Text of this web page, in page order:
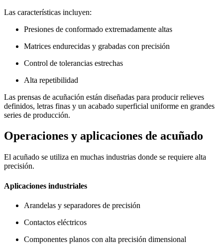
Las características incluyen:
Presiones de conformado extremadamente altas
Matrices endurecidas y grabadas con precisión
Control de tolerancias estrechas
Alta repetibilidad
Las prensas de acuñación están diseñadas para producir relieves
definidos, letras finas y un acabado superficial uniforme en grandes
series de producción.
Operaciones y aplicaciones de acuñado
El acuñado se utiliza en muchas industrias donde se requiere alta
precisión.
Aplicaciones industriales
Arandelas y separadores de precisión
Contactos eléctricos
Componentes planos con alta precisión dimensional